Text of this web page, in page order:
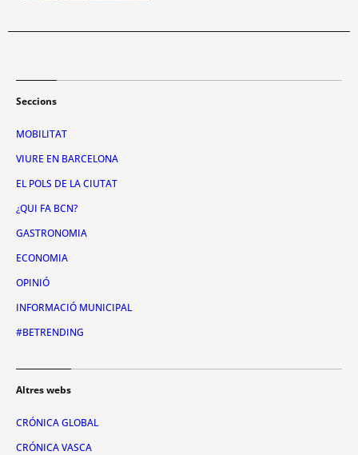
Seccions
MOBILITAT
VIURE EN BARCELONA
EL POLS DE LA CIUTAT
¿QUI FA BCN?
GASTRONOMIA
ECONOMIA
OPINIÓ
INFORMACIÓ MUNICIPAL
#BETRENDING
Altres webs
CRÓNICA GLOBAL
CRÓNICA VASCA